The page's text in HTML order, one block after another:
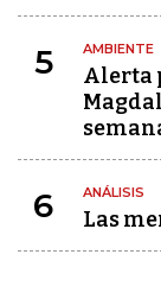
5 AMBIENTE
Alerta
6 ANÁLISIS
Las